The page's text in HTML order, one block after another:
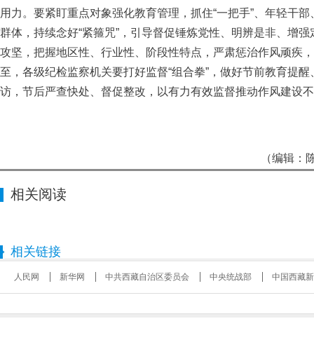
用力。要紧盯重点对象强化教育管理，抓住“一把手”、年轻干
群体，持续念好“紧箍咒”，引导督促锤炼党性、明辨是非、增
攻坚，把握地区性、行业性、阶段性特点，严肃惩治作风顽疾
至，各级纪检监察机关要打好监督“组合拳”，做好节前教育提
访，节后严查快处、督促整改，以有力有效监督推动作风建设
（编辑：
相关阅读
相关链接
人民网 新华网 中共西藏自治区委员会 中央统战部 中国西藏